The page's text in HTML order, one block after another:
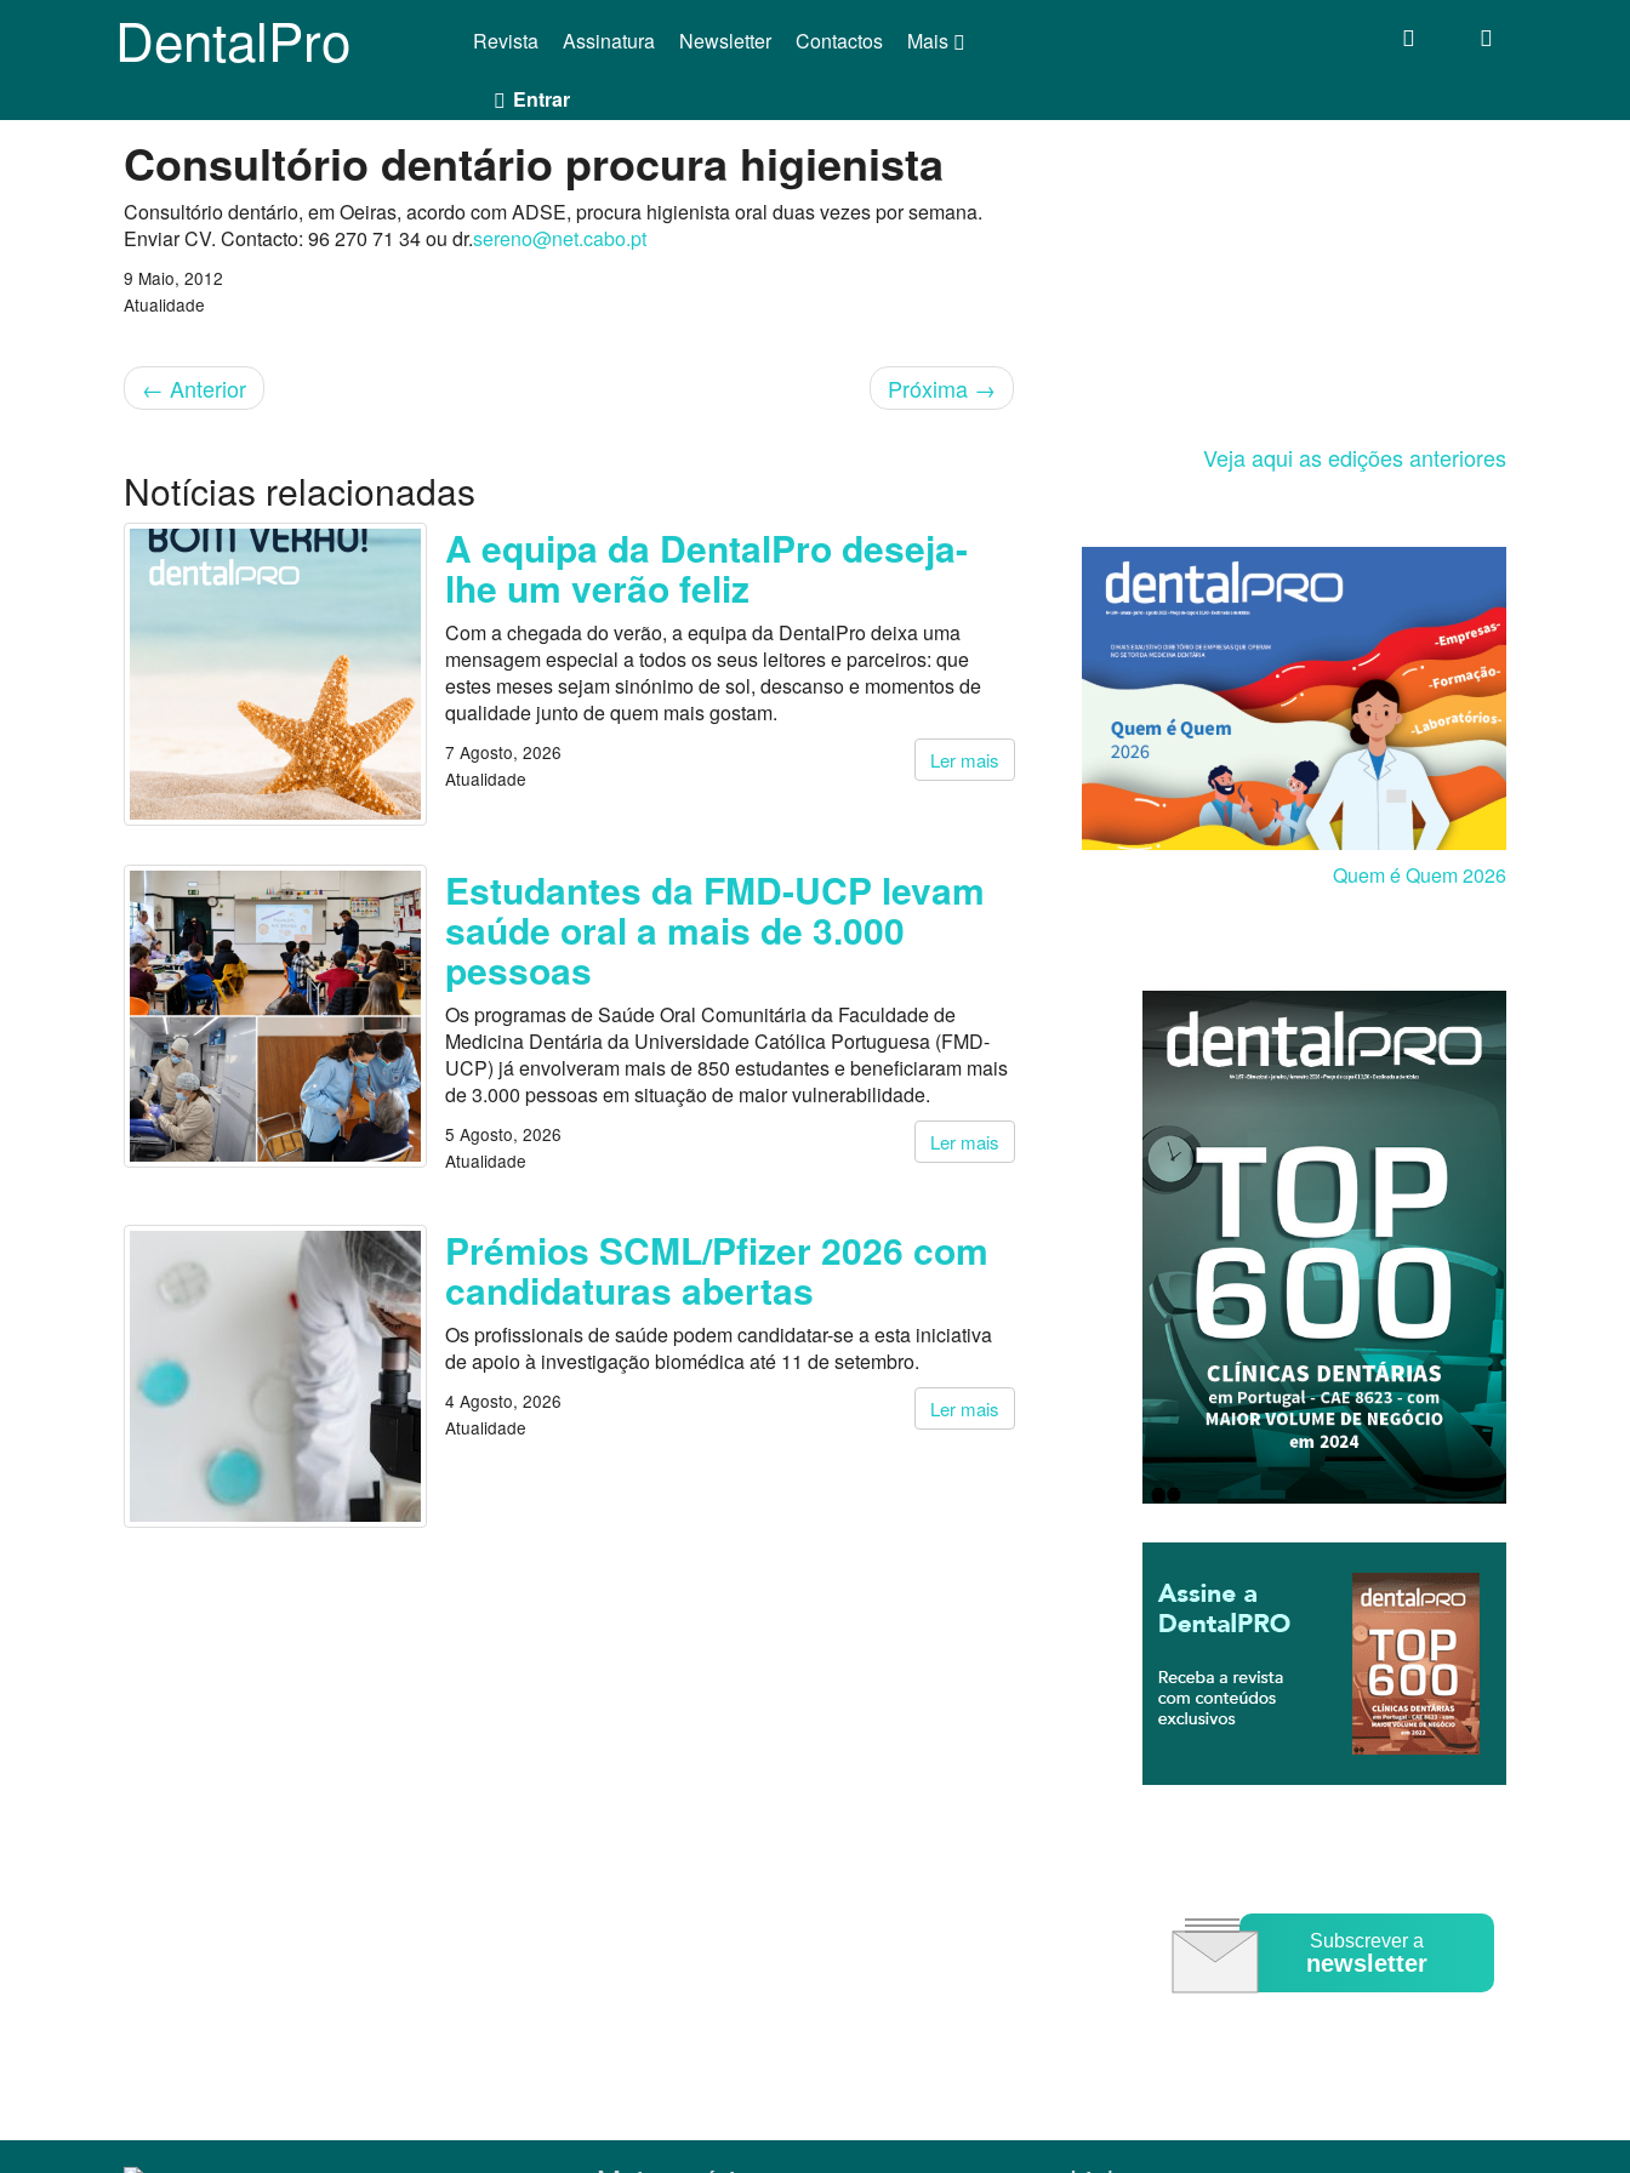
DentalPro Mais
Revista Assinatura Newsletter Contactos
Entrar
Consultório dentário procura higienista
Consultório dentário, em Oeiras, acordo com ADSE, procura higienista oral duas vezes por semana.
Enviar CV. Contacto: 96 270 71 34 ou dr.sereno@net.cabo.pt
9 Maio, 2012
Atualidade
← Anterior Próxima →
Veja aqui as edições anteriores
Quem é Quem 2026
Subscrever a
newsletter
Notícias relacionadas
A equipa da DentalPro deseja-
lhe um verão feliz
Com a chegada do verão, a equipa da DentalPro deixa uma
mensagem especial a todos os seus leitores e parceiros: que
estes meses sejam sinónimo de sol, descanso e momentos de
qualidade junto de quem mais gostam.
Ler mais
7 Agosto, 2026
Atualidade
Estudantes da FMD-UCP levam
saúde oral a mais de 3.000
pessoas
Os programas de Saúde Oral Comunitária da Faculdade de
Medicina Dentária da Universidade Católica Portuguesa (FMD-
UCP) já envolveram mais de 850 estudantes e beneficiaram mais
de 3.000 pessoas em situação de maior vulnerabilidade.
Ler mais
5 Agosto, 2026
Atualidade
Prémios SCML/Pfizer 2026 com
candidaturas abertas
Os profissionais de saúde podem candidatar-se a esta iniciativa
de apoio à investigação biomédica até 11 de setembro.
Ler mais
4 Agosto, 2026
Atualidade